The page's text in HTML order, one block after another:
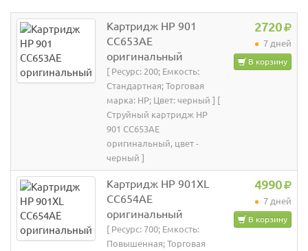
Картридж HP 901
CC653AE
оригинальный
[ Ресурс: 200; Емкость:
Стандартная; Торговая
марка: HP; Цвет: черный ] [
Струйный картридж HP
901 CC653AE
оригинальный, цвет -
черный ]
2720
7 дней
В корзину
Картридж HP 901XL
CC654AE
оригинальный
[ Ресурс: 700; Емкость:
Повышенная; Торговая
4990
7 дней
В корзину